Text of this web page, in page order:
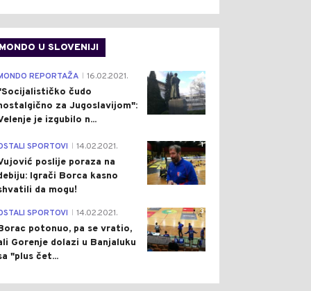
MONDO U SLOVENIJI
4
REPORTAŽA 16.02.2021.
čudo
za Jugoslavijom":
je izgubilo n...
1
SPORTOVI 14.02.2021.
poslije poraza na
Igrači Borca kasno
da mogu!
3
SPORTOVI 14.02.2021.
potonuo, pa se vratio,
Gorenje dolazi u Banjaluku
"plus čet...